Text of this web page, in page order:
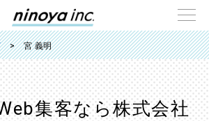
宮 義明
集客なら株式会社